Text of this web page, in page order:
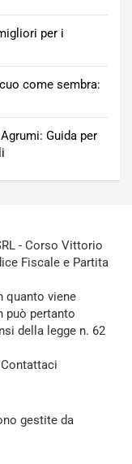
per i
come sembra:
Guida per
- Corso Vittorio
Fiscale e Partita
quanto viene
può pertanto
della legge n. 62
Contattaci
gestite da